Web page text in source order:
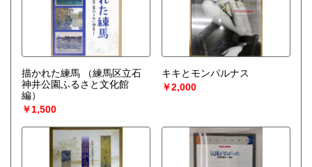
描かれた練馬
（練馬区立石
神井公園ふるさと文化館
編）
￥1,500
キキとモンパルナス
￥2,000